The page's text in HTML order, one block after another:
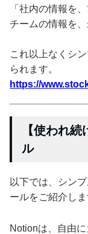
「社内の情報を
チームの情報を
これ以上なくシ
られます。
https://
【使われ
ル
以下では、シン
ールをご紹介しま
Notionは、自由